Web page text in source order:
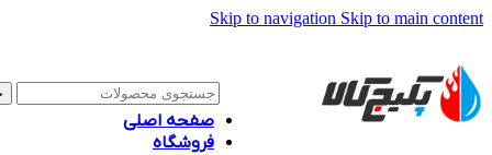
Skip to navigation Skip to main content
صفحه اصلی
فروشگاه